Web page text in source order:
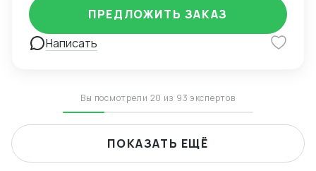
Написать
ПРЕДЛОЖИТЬ ЗАКАЗ
Вы посмотрели 20 из 93 экспертов
ПОКАЗАТЬ ЕЩЁ